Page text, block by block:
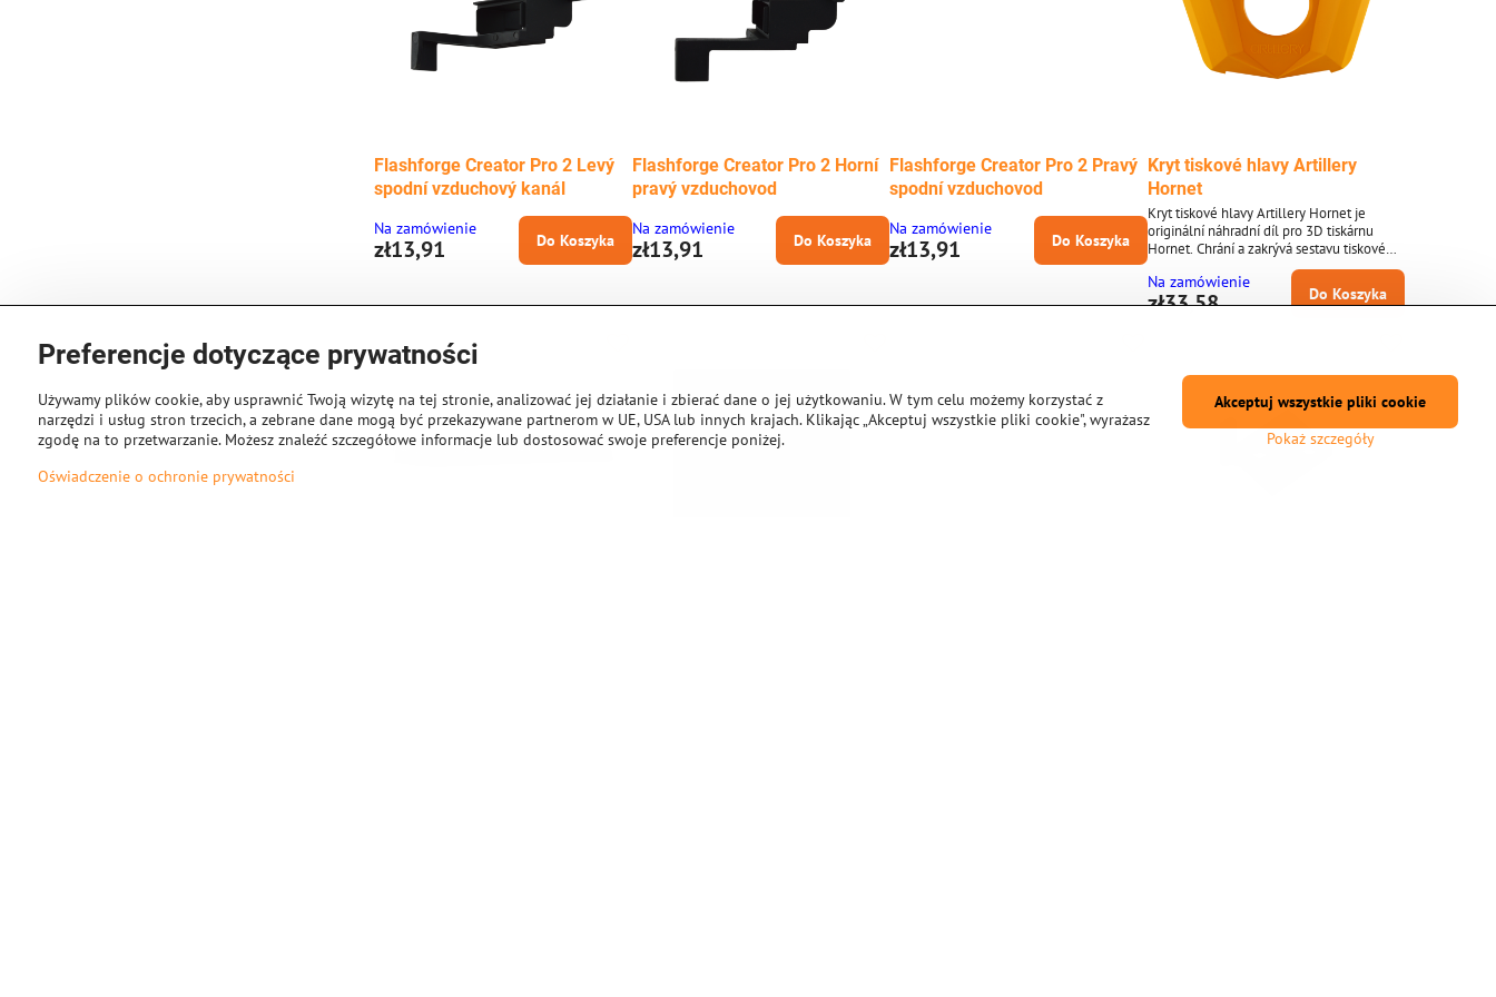
Flashforge Creator Pro 2 Levý
spodní vzduchový kanál
Na zamówienie
zł13,91 Do Koszyka
Flashforge Creator Pro 2 Horní
pravý vzduchovod
Na zamówienie
zł13,91 Do Koszyka
Flashforge Creator Pro 2 Pravý
spodní vzduchovod
Na zamówienie
zł13,91 Do Koszyka
Kryt tiskové hlavy Artillery
Hornet
Kryt tiskové hlavy Artillery Hornet je
originální náhradní díl pro 3D tiskárnu
Hornet. Chrání a zakrývá sestavu tiskové
hlavy, zakrývající hotend, ventilátory a
kabeláž pro bezpečný a spolehlivý provoz.
Klíčové vlastnosti * Kryt tiskové hlavy pro
organizovanou sestavu * Snadná výměna...
Na zamówienie
zł33,58 Do Koszyka
Preferencje dotyczące prywatności
Używamy plików cookie, aby usprawnić Twoją wizytę na tej stronie, analizować jej działanie i zbierać dane o jej użytkowaniu. W tym celu możemy korzystać z
narzędzi i usług stron trzecich, a zebrane dane mogą być przekazywane partnerom w UE, USA lub innych krajach. Klikając „Akceptuj wszystkie pliki cookie", wyrażasz
zgodę na to przetwarzanie. Możesz znaleźć szczegółowe informacje lub dostosować swoje preferencje poniżej.
Oświadczenie o ochronie prywatności
Pokaż szczegóły
Akceptuj wszystkie pliki cookie